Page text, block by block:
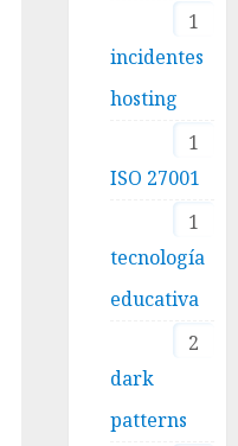
1
incidentes
hosting
1
ISO 27001
1
tecnología
educativa
2
dark
patterns